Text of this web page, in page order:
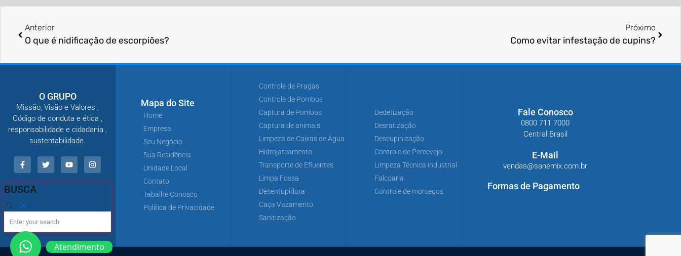
Anterior
O que é nidificação de escorpiões?
Próximo
Como evitar infestação de cupins?
O GRUPO
Missão, Visão e Valores ,
Código de conduta e ética ,
responsabilidade e cidadania ,
sustentabilidade.
BUSCA
Mapa do Site
Home
Empresa
Seu Negócio
Sua Residência
Unidade Local
Contato
Tabalhe Conosco
Politica de Privacidade
Controle de Pragas
Controle de Pombos
Captura de Pombos
Captura de animais
Limpeza de Caixas de Água
Hidrojateamento
Transporte de Efluentes
Limpa Fossa
Desentupidora
Caça Vazamento
Sanitização
Dedetização
Desratização
Descupinização
Controle de Percevejo
Limpeza Técnica industrial
Falcoaria
Controle de morcegos
Fale Conosco
0800 711 7000
Central Brasil
E-Mail
vendas@sanemix.com.br
Formas de Pagamento
Atendimento